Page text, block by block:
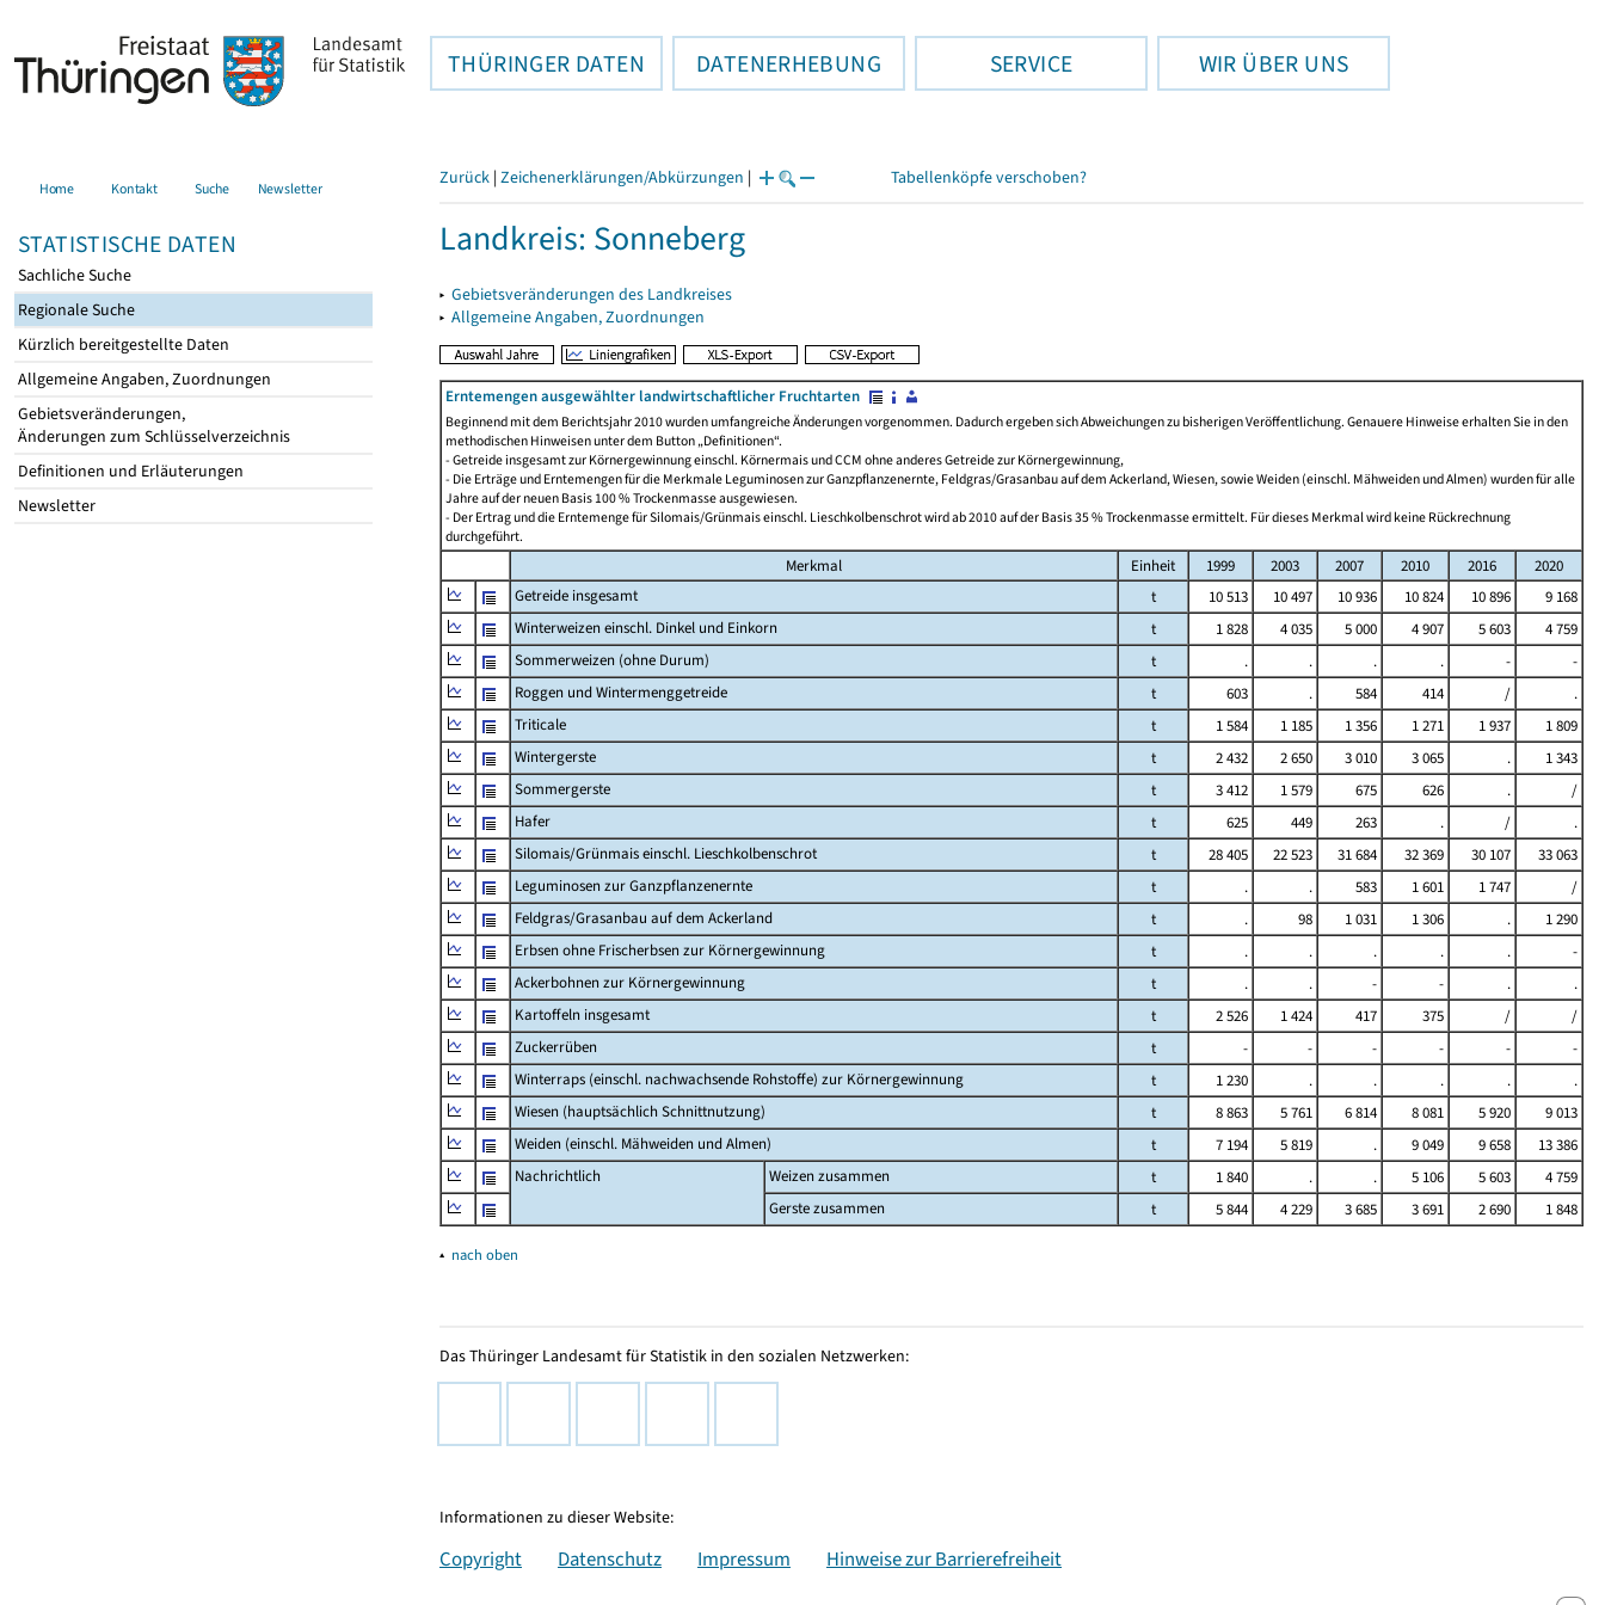
THÜRINGER DATEN DATENERHEBUNG SERVICE WIR ÜBER UNS
Home Kontakt Suche Newsletter
STATISTISCHE DATEN
Sachliche Suche
Regionale Suche
Kürzlich bereitgestellte Daten
Allgemeine Angaben, Zuordnungen
Gebietsveränderungen,
Änderungen zum Schlüsselverzeichnis
Definitionen und Erläuterungen
Newsletter
Zurück | Zeichenerklärungen/Abkürzungen | Tabellenköpfe verschoben?
Landkreis: Sonneberg
▸ Gebietsveränderungen des Landkreises
▸ Allgemeine Angaben, Zuordnungen
Erntemengen ausgewählter landwirtschaftlicher Fruchtarten
Beginnend mit dem Berichtsjahr 2010 wurden umfangreiche Änderungen vorgenommen. Dadurch ergeben sich Abweichungen zu bisherigen Veröffentlichung. Genauere Hinweise erhalten Sie in den
methodischen Hinweisen unter dem Button „Definitionen“.
- Getreide insgesamt zur Körnergewinnung einschl. Körnermais und CCM ohne anderes Getreide zur Körnergewinnung,
- Die Erträge und Erntemengen für die Merkmale Leguminosen zur Ganzpflanzenernte, Feldgras/Grasanbau auf dem Ackerland, Wiesen, sowie Weiden (einschl. Mähweiden und Almen) wurden für alle
Jahre auf der neuen Basis 100 % Trockenmasse ausgewiesen.
- Der Ertrag und die Erntemenge für Silomais/Grünmais einschl. Lieschkolbenschrot wird ab 2010 auf der Basis 35 % Trockenmasse ermittelt. Für dieses Merkmal wird keine Rückrechnung
durchgeführt.
Merkmal Einheit 1999 2003 2007 2010 2016
2020
Getreide insgesamt
t 10 513 10 497 10 936 10 824 10 896
9 168
Winterweizen einschl. Dinkel und Einkorn
t 1 828 4 035 5 000 4 907 5 603
4 759
Sommerweizen (ohne Durum)
t . . . . -
-
Roggen und Wintermenggetreide
t 603 . 584 414 /
.
Triticale
t 1 584 1 185 1 356 1 271 1 937
1 809
Wintergerste
t 2 432 2 650 3 010 3 065 .
1 343
Sommergerste
t 3 412 1 579 675 626 .
/
Hafer
t 625 449 263 . /
.
Silomais/Grünmais einschl. Lieschkolbenschrot
t 28 405 22 523 31 684 32 369 30 107
33 063
Leguminosen zur Ganzpflanzenernte
t . . 583 1 601 1 747
/
Feldgras/Grasanbau auf dem Ackerland
t . 98 1 031 1 306 .
1 290
Erbsen ohne Frischerbsen zur Körnergewinnung
t . . . . .
-
Ackerbohnen zur Körnergewinnung
t . . - - .
.
Kartoffeln insgesamt
t 2 526 1 424 417 375 /
/
Zuckerrüben
t - - - - -
-
Winterraps (einschl. nachwachsende Rohstoffe) zur Körnergewinnung
t 1 230 . . . .
.
Wiesen (hauptsächlich Schnittnutzung)
t 8 863 5 761 6 814 8 081 5 920
9 013
Weiden (einschl. Mähweiden und Almen)
t 7 194 5 819 . 9 049 9 658
13 386
Nachrichtlich
Weizen zusammen t 1 840 . . 5 106 5 603
4 759
Gerste zusammen
t 5 844 4 229 3 685 3 691 2 690 1 848
▴ nach oben
Das Thüringer Landesamt für Statistik in den sozialen Netzwerken:
Informationen zu dieser Website:
Copyright Datenschutz Impressum Hinweise zur Barrierefreiheit